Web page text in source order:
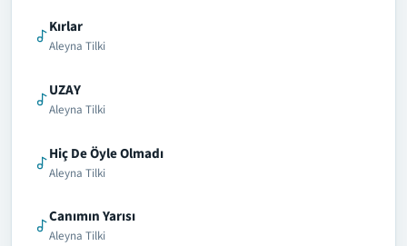
Kırlar
Aleyna Tilki
UZAY
Aleyna Tilki
Hiç De Öyle Olmadı
Aleyna Tilki
Canımın Yarısı
Aleyna Tilki